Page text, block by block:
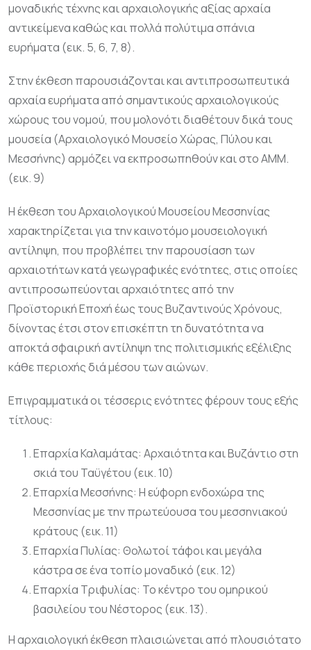
μοναδικής τέχνης και αρχαιολογικής αξίας αρχαία
αντικείμενα καθώς και πολλά πολύτιμα σπάνια
ευρήματα (εικ. 5, 6, 7, 8).
Στην έκθεση παρουσιάζονται και αντιπροσωπευτικά
αρχαία ευρήματα από σημαντικούς αρχαιολογικούς
χώρους του νομού, που μολονότι διαθέτουν δικά τους
μουσεία (Αρχαιολογικό Μουσείο Χώρας, Πύλου και
Μεσσήνης) αρμόζει να εκπροσωπηθούν και στο ΑΜΜ.
(εικ. 9)
Η έκθεση του Αρχαιολογικού Μουσείου Μεσσηνίας
χαρακτηρίζεται για την καινοτόμο μουσειολογική
αντίληψη, που προβλέπει την παρουσίαση των
αρχαιοτήτων κατά γεωγραφικές ενότητες, στις οποίες
αντιπροσωπεύονται αρχαιότητες από την
Προϊστορική Εποχή έως τους Βυζαντινούς Χρόνους,
δίνοντας έτσι στον επισκέπτη τη δυνατότητα να
αποκτά σφαιρική αντίληψη της πολιτισμικής εξέλιξης
κάθε περιοχής διά μέσου των αιώνων.
Επιγραμματικά οι τέσσερις ενότητες φέρουν τους εξής
τίτλους:
Επαρχία Καλαμάτας: Αρχαιότητα και Βυζάντιο στη
σκιά του Ταϋγέτου (εικ. 10)
Επαρχία Μεσσήνης: Η εύφορη ενδοχώρα της
Μεσσηνίας με την πρωτεύουσα του μεσσηνιακού
κράτους (εικ. 11)
Επαρχία Πυλίας: Θολωτοί τάφοι και μεγάλα
κάστρα σε ένα τοπίο μοναδικό (εικ. 12)
Επαρχία Τριφυλίας: Το κέντρο του ομηρικού
βασιλείου του Νέστορος (εικ. 13).
Η αρχαιολογική έκθεση πλαισιώνεται από πλουσιότατο